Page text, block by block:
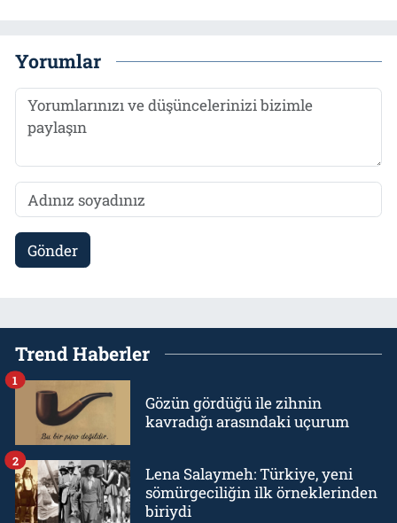
Yorumlar
Gönder
Trend Haberler
Gözün gördüğü ile zihnin
kavradığı arasındaki uçurum
1
Lena Salaymeh: Türkiye, yeni
sömürgeciliğin ilk örneklerinden
biriydi
2